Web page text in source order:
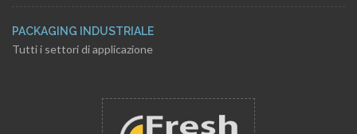
PACKAGING INDUSTRIALE
Tutti i settori di applicazione